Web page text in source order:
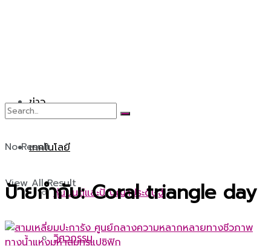
ข่าว
เทคโนโลยี
หุ่นยนต์และปัญญาประดิษฐ์
วิศวกรรม
No Result
View All Result
ป้ายกำกับ:Coral triangle day